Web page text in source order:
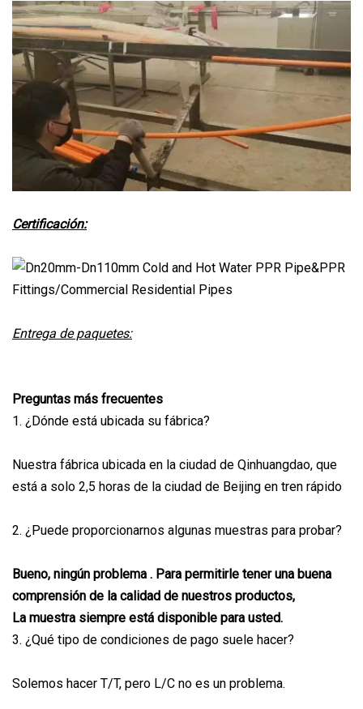
Certificación:
Entrega de paquetes:
Preguntas más frecuentes
1. ¿Dónde está ubicada su fábrica?
Nuestra fábrica ubicada en la ciudad de Qinhuangdao, que
está a solo 2,5 horas de la ciudad de Beijing en tren rápido
2. ¿Puede proporcionarnos algunas muestras para probar?
Bueno, ningún problema . Para permitirle tener una buena
comprensión de la calidad de nuestros productos,
La muestra siempre está disponible para usted.
3. ¿Qué tipo de condiciones de pago suele hacer?
Solemos hacer T/T, pero L/C no es un problema.